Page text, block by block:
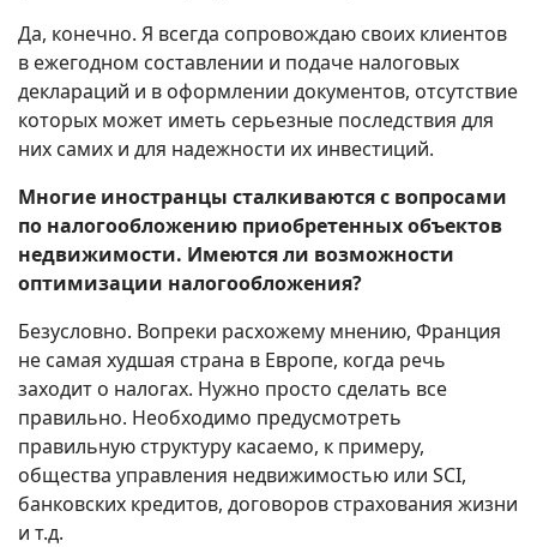
Да, конечно. Я всегда сопровождаю своих клиентов
в ежегодном составлении и подаче налоговых
деклараций и в оформлении документов, отсутствие
которых может иметь серьезные последствия для
них самих и для надежности их инвестиций.
Многие иностранцы сталкиваются с вопросами
по налогообложению приобретенных объектов
недвижимости. Имеются ли возможности
оптимизации налогообложения?
Безусловно. Вопреки расхожему мнению, Франция
не самая худшая страна в Европе, когда речь
заходит о налогах. Нужно просто сделать все
правильно. Необходимо предусмотреть
правильную структуру касаемо, к примеру,
общества управления недвижимостью или SCI,
банковских кредитов, договоров страхования жизни
и т.д.